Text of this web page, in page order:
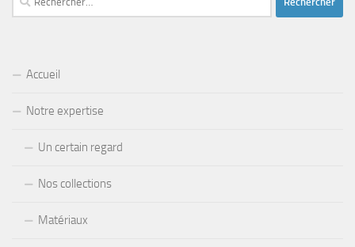
Accueil
Notre expertise
Un certain regard
Nos collections
Matériaux